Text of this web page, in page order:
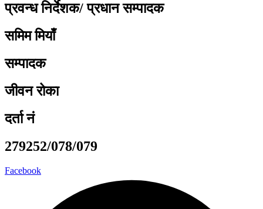
प्रवन्ध निर्देशक/ प्रधान सम्पादक
समिम मियाँ
सम्पादक
जीवन रोका
दर्ता नं
279252/078/079
Facebook